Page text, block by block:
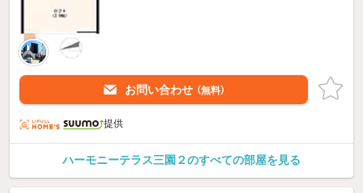
お問い合わせ （無料）
提供
ハーモニーテラス三園２のすべての部屋を見る